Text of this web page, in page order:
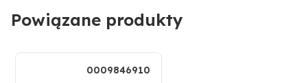
Producent:CLAAS
Typ części: Nóż lewy do kukurydzy (standardowy)
Numery porównawcze:
0009846900, 9846900,
Zastosowanie:Sieczkarnie polowe CLAAS Jaguar
Powiązane produkty
0009846910